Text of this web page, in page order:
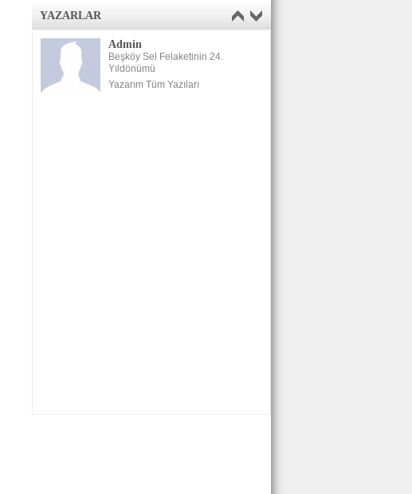
YAZARLAR
Admin
Beşköy Sel Felaketinin 24.
Yıldönümü
Yazarım Tüm Yazıları